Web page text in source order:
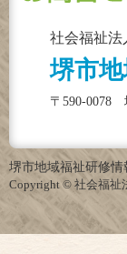
社会福祉法
堺市
〒590-0078
堺市地域福祉研修
Copyright © 社会福祉